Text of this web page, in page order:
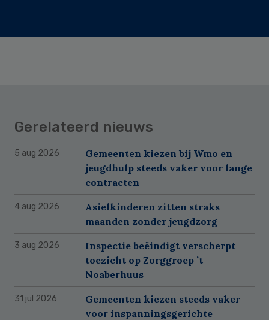
Gerelateerd nieuws
5 aug 2026
Gemeenten kiezen bij Wmo en
jeugdhulp steeds vaker voor lange
contracten
4 aug 2026
Asielkinderen zitten straks
maanden zonder jeugdzorg
3 aug 2026
Inspectie beëindigt verscherpt
toezicht op Zorggroep ’t
Noaberhuus
31 jul 2026
Gemeenten kiezen steeds vaker
voor inspanningsgerichte